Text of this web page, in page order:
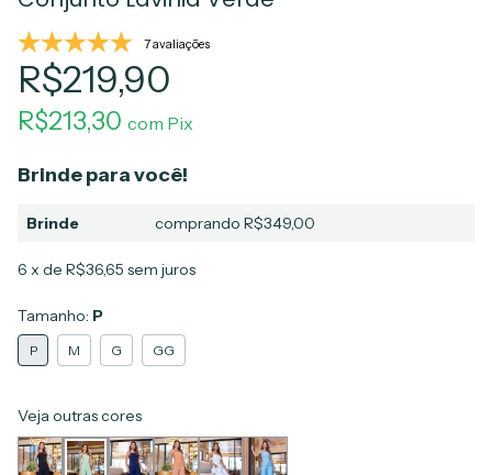
7 avaliações
R$219,90
R$213,30 com Pix
Brinde para você!
Brinde comprando R$349,00
6 x de R$36,65 sem juros
Tamanho: P
P M G GG
Veja outras cores